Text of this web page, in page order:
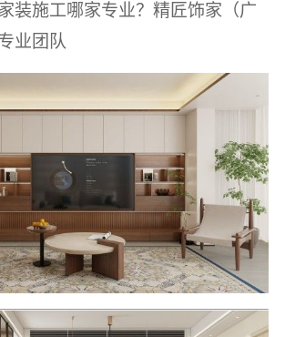
装施工哪家专业？精匠饰家（广
业团队